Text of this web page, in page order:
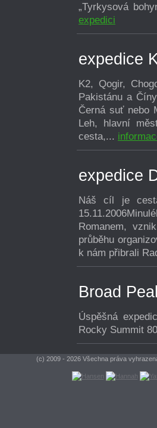
„Tyrkysová
expedici
expedice
K2, Qogir,
Pakistánu a
Černá suť nebo
Leh, hlavní
cesta,...
expedice
Náš cíl je
Romanem,
průběhu
k nám přibrali
Broad
Úspěšná
Rocky Summit
(c) 2009 - 2026 Všechna práva